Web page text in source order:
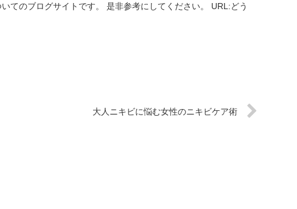
てのブログサイトです。 是非参考にしてください。 URL:どう
大人ニキビに悩む女性のニキビケア術